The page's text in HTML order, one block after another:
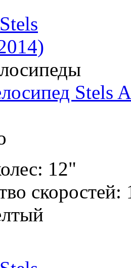
Stels
12"
скоростей: